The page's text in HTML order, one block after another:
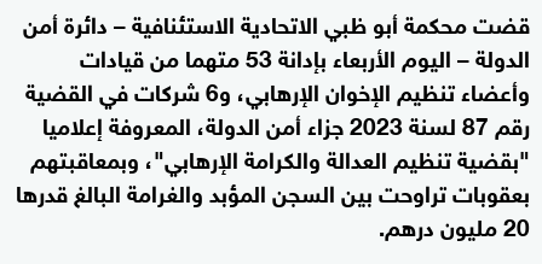
قضت محكمة أبو ظبي الاتحادية الاستئنافية – دائرة أمن
الدولة – اليوم الأربعاء بإدانة 53 متهما من قيادات
وأعضاء تنظيم الإخوان الإرهابي، و6 شركات في القضية
رقم 87 لسنة 2023 جزاء أمن الدولة، المعروفة إعلاميا
"بقضية تنظيم العدالة والكرامة الإرهابي"، وبمعاقبتهم
بعقوبات تراوحت بين السجن المؤبد والغرامة البالغ قدرها
20 مليون درهم.